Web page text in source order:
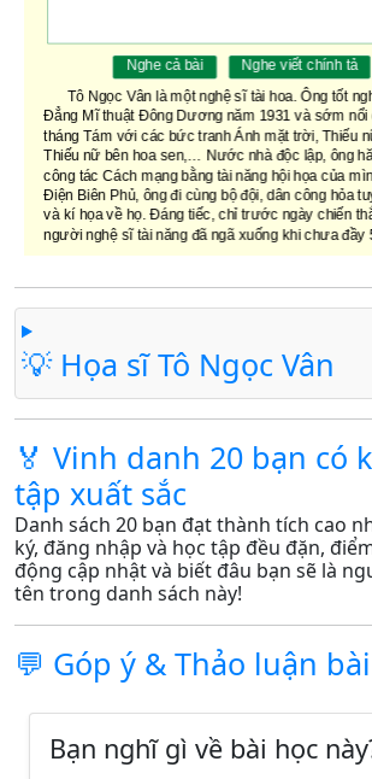
💡 Họa sĩ Tô Ngọc Vân
🏅 Vinh danh 20 bạn có
tập xuất sắc
Danh sách 20 bạn đạt thành tích cao
ký, đăng nhập và học tập đều đặn,
động cập nhật và biết đâu bạn sẽ là
tên trong danh sách này!
💬 Góp ý & Thảo luận
Bạn nghĩ gì về bài học